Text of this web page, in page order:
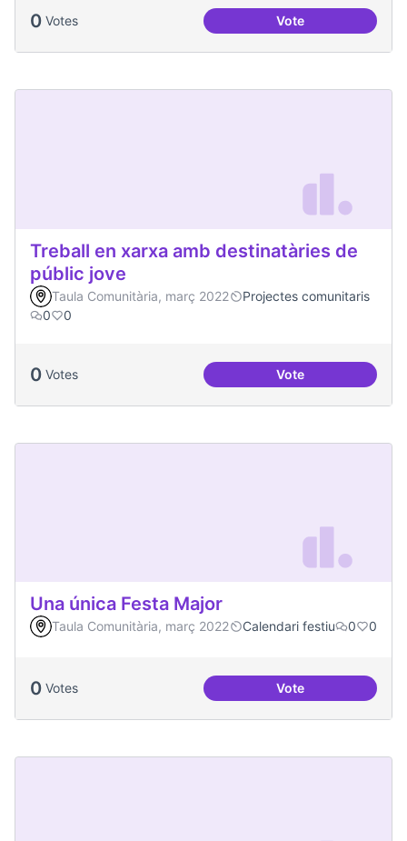
0 Votes VoteMalestar
Treball en xarxa amb destinatàries de
públic jove
Taula Comunitària, març 2022
Projectes comunitaris
0
0
0 Votes VoteTreball en xarxa
Una única Festa Major
Taula Comunitària, març 2022 Calendari festiu 0 0
0 Votes VoteUna única Festa